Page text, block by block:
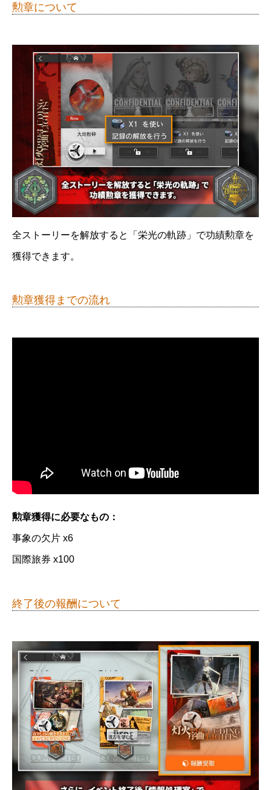
勲章について
全ストーリーを解放すると「栄光の軌跡」で功績勲章を
獲得できます。
勲章獲得までの流れ
勲章獲得に必要なもの：
事象の欠片 x6
国際旅券 x100
終了後の報酬について